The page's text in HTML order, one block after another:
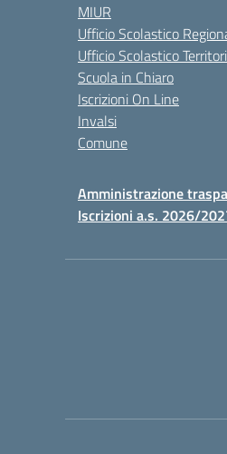
MIUR
Ufficio Scolastico
Ufficio Scolastico
Scuola in Chiaro
Iscrizioni On Line
Invalsi
Comune
Amministrazione
Iscrizioni a.s. 2026/